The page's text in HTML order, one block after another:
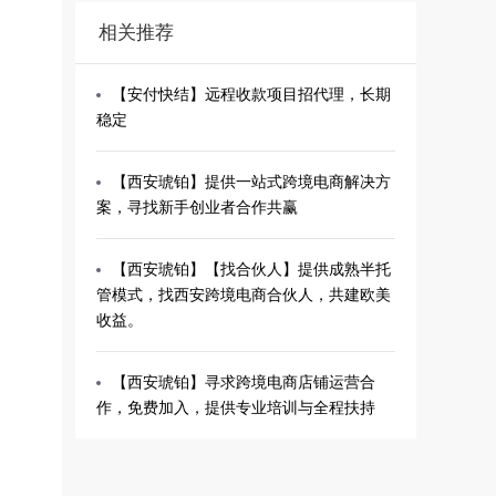
相关推荐
【安付快结】远程收款项目招代理，长期
稳定
【西安琥铂】提供一站式跨境电商解决方
案，寻找新手创业者合作共赢
【西安琥铂】【找合伙人】提供成熟半托
管模式，找西安跨境电商合伙人，共建欧美
收益。
【西安琥铂】寻求跨境电商店铺运营合
作，免费加入，提供专业培训与全程扶持